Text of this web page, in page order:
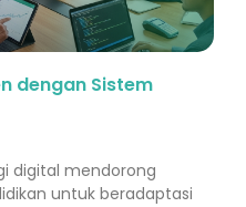
dengan Sistem
digital mendorong
untuk beradaptasi